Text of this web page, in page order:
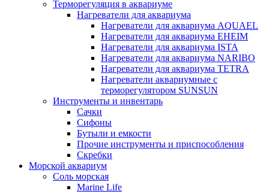
Терморегуляция в аквариуме
Нагреватели для аквариума
Нагреватели для аквариума AQUAEL
Нагреватели для аквариума EHEIM
Нагреватели для аквариума ISTA
Нагреватели для аквариума NARIBO
Нагреватели для аквариума TETRA
Нагреватели аквариумные с
терморегулятором SUNSUN
Инструменты и инвентарь
Сачки
Сифоны
Бутыли и емкости
Прочие инструменты и приспособления
Скребки
Морской аквариум
Соль морская
Marine Life